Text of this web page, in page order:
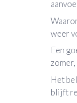
weer
Een
Het
blijft